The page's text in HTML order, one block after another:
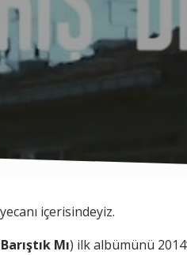
içerisindeyiz.
Barıştık Mı) ilk albümünü